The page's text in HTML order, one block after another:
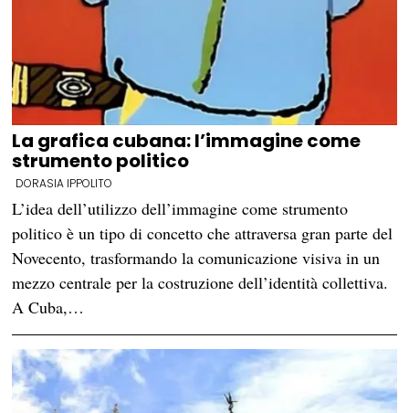
La grafica cubana: l’immagine come
strumento politico
DORASIA IPPOLITO
L’idea dell’utilizzo dell’immagine come strumento
politico è un tipo di concetto che attraversa gran parte del
Novecento, trasformando la comunicazione visiva in un
mezzo centrale per la costruzione dell’identità collettiva.
A Cuba,…